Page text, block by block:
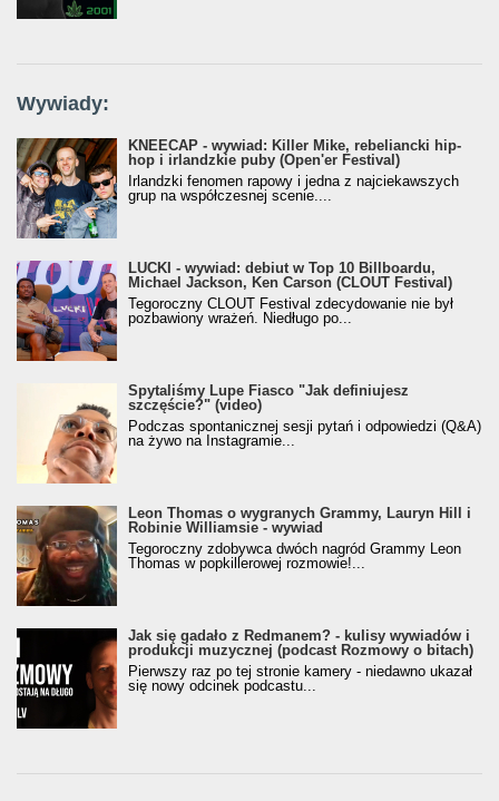
Wywiady:
KNEECAP - wywiad: Killer Mike, rebeliancki hip-
hop i irlandzkie puby (Open'er Festival)
Irlandzki fenomen rapowy i jedna z najciekawszych
grup na współczesnej scenie....
LUCKI - wywiad: debiut w Top 10 Billboardu,
Michael Jackson, Ken Carson (CLOUT Festival)
Tegoroczny CLOUT Festival zdecydowanie nie był
pozbawiony wrażeń. Niedługo po...
Spytaliśmy Lupe Fiasco "Jak definiujesz
szczęście?" (video)
Podczas spontanicznej sesji pytań i odpowiedzi (Q&A)
na żywo na Instagramie...
Leon Thomas o wygranych Grammy, Lauryn Hill i
Robinie Williamsie - wywiad
Tegoroczny zdobywca dwóch nagród Grammy Leon
Thomas w popkillerowej rozmowie!...
Jak się gadało z Redmanem? - kulisy wywiadów i
produkcji muzycznej (podcast Rozmowy o bitach)
Pierwszy raz po tej stronie kamery - niedawno ukazał
się nowy odcinek podcastu...